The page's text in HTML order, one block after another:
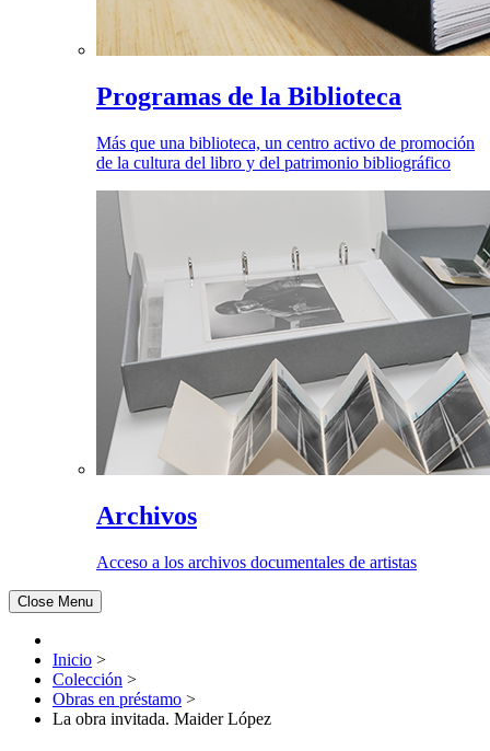
Programas de la Biblioteca
Más que una biblioteca, un centro activo de promoción
de la cultura del libro y del patrimonio bibliográfico
Archivos
Acceso a los archivos documentales de artistas
Close Menu
Inicio >
Colección >
Obras en préstamo >
La obra invitada. Maider López